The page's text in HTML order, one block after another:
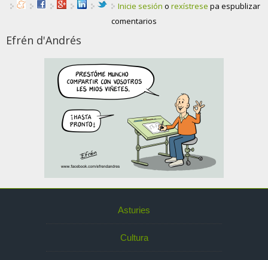
Inicie sesión o rexístrese pa espublizar
comentarios
Efrén d'Andrés
Asturies
Cultura